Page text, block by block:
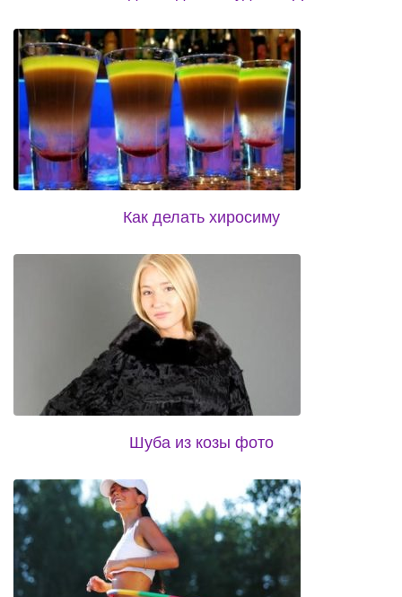
Как делать хиросиму
Шуба из козы фото